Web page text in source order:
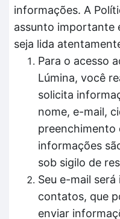
informações. A
assunto importante
seja lida
Para o acesso
Lúmina, você
solicita
nome, e-mail,
preenchimento
informações
sob sigilo de
Seu e-mail
contatos, que
enviar